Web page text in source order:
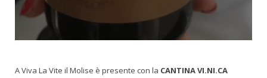
Contatti
A Viva La Vite il Molise è presente con la CANTINA VI.NI.CA